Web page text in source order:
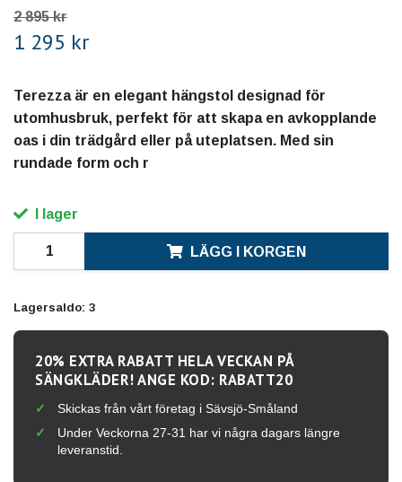
2 895 kr
1 295 kr
Terezza är en elegant hängstol designad för
utomhusbruk, perfekt för att skapa en avkopplande
oas i din trädgård eller på uteplatsen. Med sin
rundade form och r
I lager
LÄGG I KORGEN
Lagersaldo: 3
20% EXTRA RABATT HELA VECKAN PÅ
SÄNGKLÄDER! ANGE KOD: RABATT20
Skickas från vårt företag i Sävsjö-Småland
Under Veckorna 27-31 har vi några dagars längre
leveranstid.